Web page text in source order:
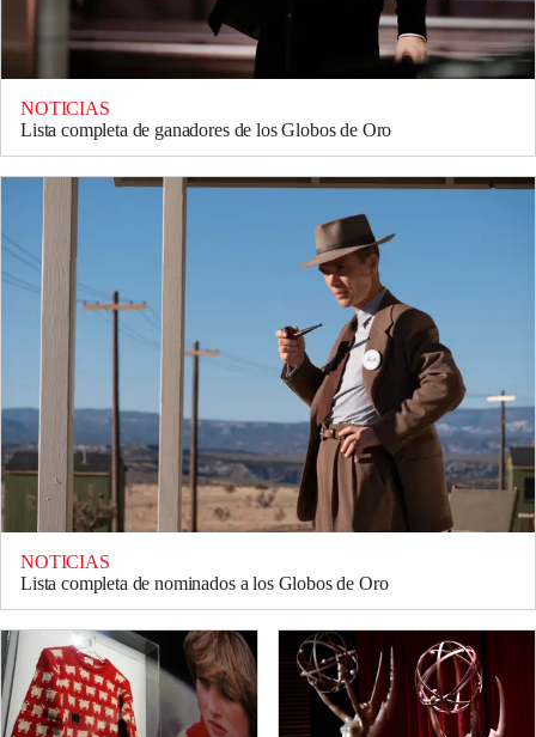
NOTICIAS
Lista completa de ganadores de los Globos de Oro
NOTICIAS
Lista completa de nominados a los Globos de Oro